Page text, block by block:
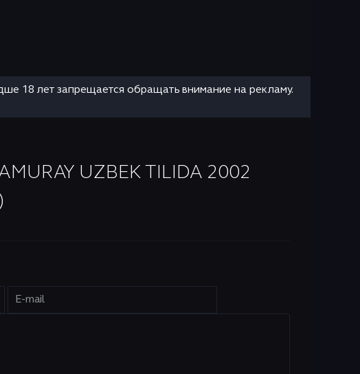
18 лет запрещается обращать внимание на рекламу.
UZBEK TILIDA 2002
)